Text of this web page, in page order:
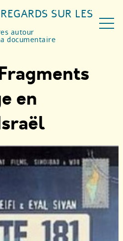
SUR LES
autour
documentaire
en